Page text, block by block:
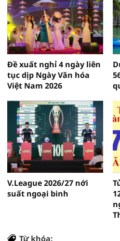
Đề xuất nghỉ 4 ngày liên
tục dịp Ngày Văn hóa
Việt Nam 2026
V.League 2026/27 nới
suất ngoại binh
Từ khóa: